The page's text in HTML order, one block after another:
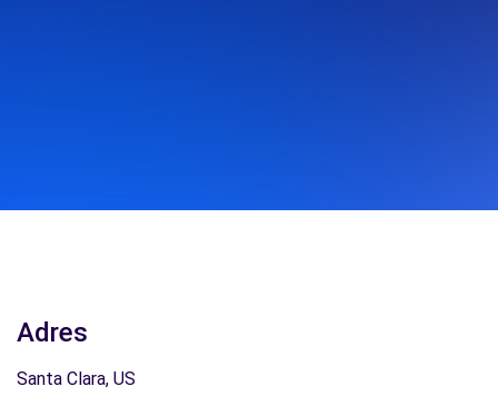
Adres
Santa Clara, US